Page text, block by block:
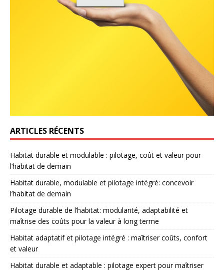
ARTICLES RÉCENTS
Habitat durable et modulable : pilotage, coût et valeur pour
l’habitat de demain
Habitat durable, modulable et pilotage intégré: concevoir
l’habitat de demain
Pilotage durable de l’habitat: modularité, adaptabilité et
maîtrise des coûts pour la valeur à long terme
Habitat adaptatif et pilotage intégré : maîtriser coûts, confort
et valeur
Habitat durable et adaptable : pilotage expert pour maîtriser